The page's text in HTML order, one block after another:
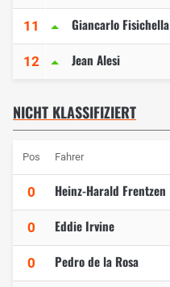
11 Giancarlo Fisichella
12 Jean Alesi
NICHT KLASSIFIZIERT
Pos Fahrer
0 Heinz-Harald Frentzen
0 Eddie Irvine
0 Pedro de la Rosa